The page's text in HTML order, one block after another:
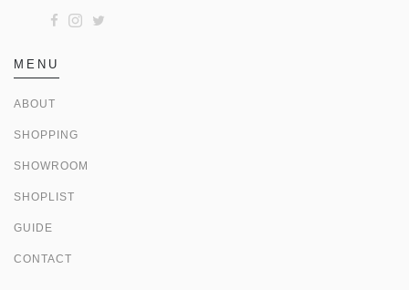
MENU
ABOUT
SHOPPING
SHOWROOM
SHOPLIST
GUIDE
CONTACT